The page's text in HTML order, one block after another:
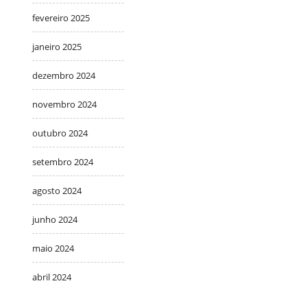
fevereiro 2025
janeiro 2025
dezembro 2024
novembro 2024
outubro 2024
setembro 2024
agosto 2024
junho 2024
maio 2024
abril 2024